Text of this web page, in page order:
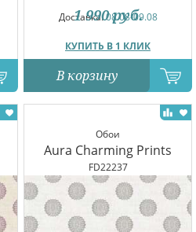
Доставка:08.08-09.08
КУПИТЬ В 1 КЛИК
1 990 руб.
В корзину
Обои
Aura Charming Prints
FD22237